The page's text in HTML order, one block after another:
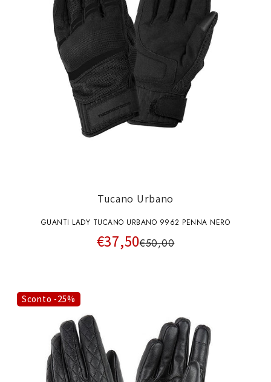
Tucano Urbano
GUANTI LADY TUCANO URBANO 9962 PENNA NERO
€37,50€50,00
Sconto -25%